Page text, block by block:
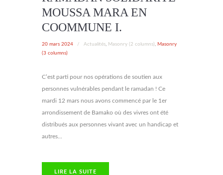
MOUSSA MARA EN
COOMMUNE I.
20 mars 2024 / Actualités Masonry (2 columns)
Masonry
(3 columns)
C’est parti pour nos opérations de soutien aux
personnes vulnérables pendant le ramadan ! Ce
mardi 12 mars nous avons commencé par le 1er
arrondissement de Bamako où des vivres ont été
distribués aux personnes vivant avec un handicap et
autres...
LIRE LA SUITE